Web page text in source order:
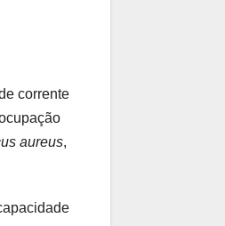
corrente
aureus,